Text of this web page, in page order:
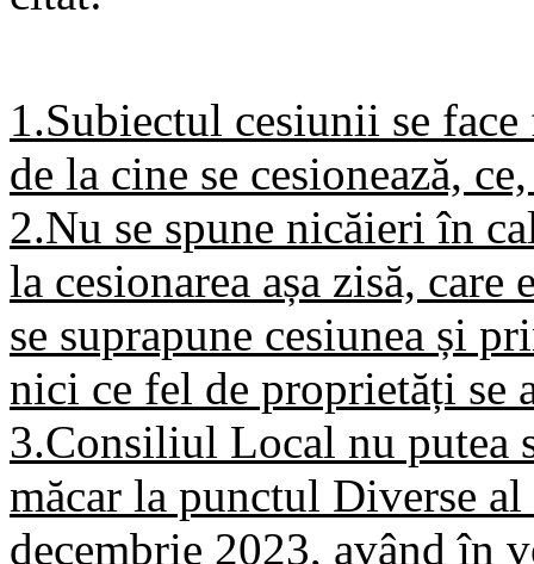
1.Subiectul cesiunii se
de la cine se cesionează,
2.Nu se spune nicăieri în
la cesionarea așa zisă, care
se suprapune cesiunea și
nici ce fel de proprietăți se
3.Consiliul Local nu putea
măcar la punctul Diverse
decembrie 2023, având în